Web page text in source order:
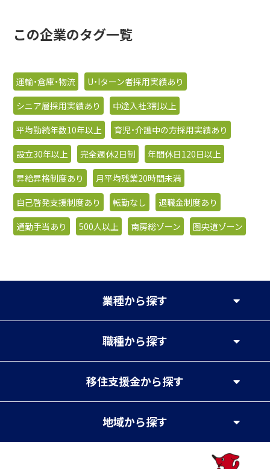
この企業のタグ一覧
運輸・倉庫・物流
U・Iターン者採用実績あり
シニア層採用実績あり
中途入社3割以上
平均勤続年数10年以上
育児・介護中の方採用実績あり
設立30年以上
完全週休2日制
年間休日120日以上
昇給昇格制度あり
月平均残業20時間未満
自己啓発支援制度あり
転勤なし
退職金制度あり
通勤手当あり
500人以上 南房総ゾーン 圏央道ゾーン
業種から探す
職種から探す
移住支援金から探す
地域から探す